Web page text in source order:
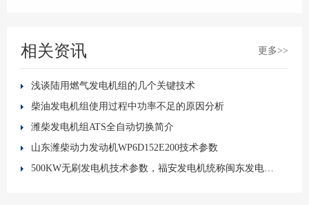
相关资讯 更多>>
浅谈陆用燃气发电机组的几个关键技术
柴油发电机组使用过程中功率不足的原因分析
潍柴发电机组ATS全自动切换简介
山东潍柴动力发动机WP6D152E200技术参数
500KW无刷发电机技术参数，福安发电机统称闽东发电机，互泰发电机，无刷发电机，福建发电机工厂